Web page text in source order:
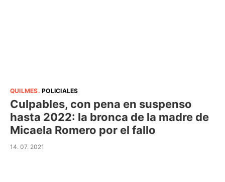
QUILMES.POLICIALES
Culpables, con pena en suspenso
hasta 2022: la bronca de la madre de
Micaela Romero por el fallo
14. 07. 2021